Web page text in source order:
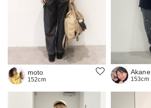
moto
152cm
Akane
153cm